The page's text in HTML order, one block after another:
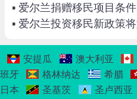
安提瓜 澳大利亚
班牙
格林纳达 希腊
日本
圣基茨 圣卢西亚